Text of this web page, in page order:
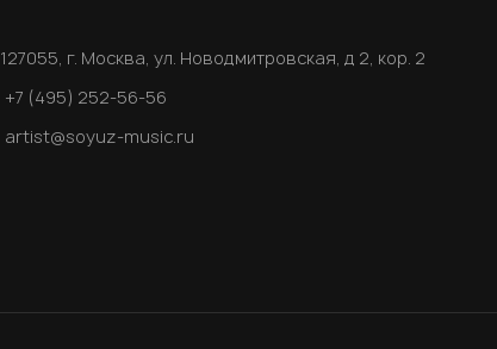
127055, г. Москва, ул. Новодмитровская, д 2, кор. 2
+7 (495) 252-56-56
artist@soyuz-music.ru